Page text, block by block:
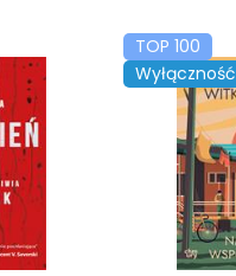
TOP 100
Wyłączność